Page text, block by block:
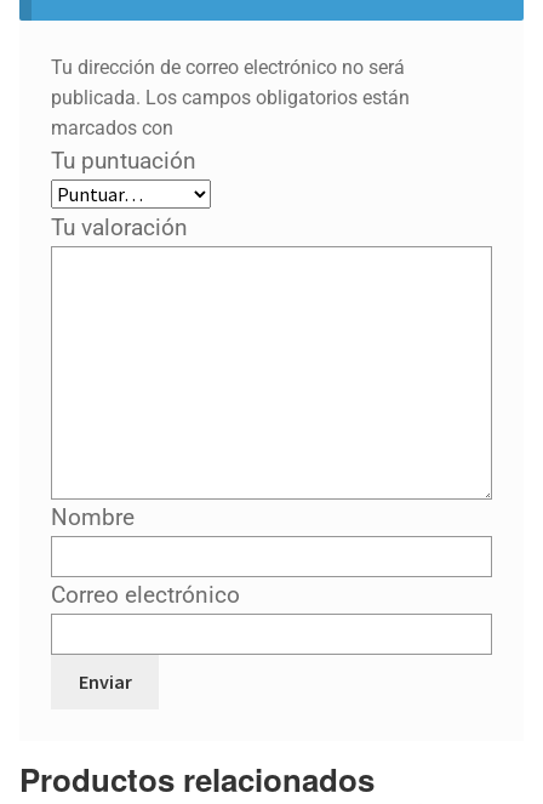
Tu dirección de correo electrónico no será
publicada. Los campos obligatorios están
marcados con
Tu puntuación
Tu valoración
Nombre
Correo electrónico
Productos relacionados